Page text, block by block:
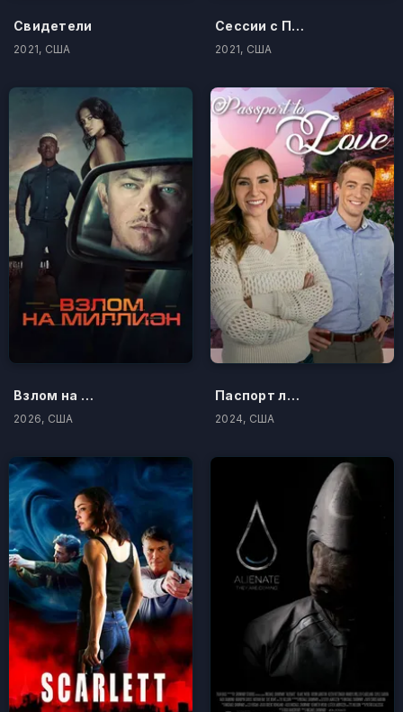
Свидетели
2021, США
Сессии с Паркер
2021, США
Взлом на миллион
2026, США
Паспорт любви
2024, США